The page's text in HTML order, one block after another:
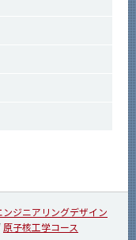
ンジニアリングデザイン
原子核工学コース